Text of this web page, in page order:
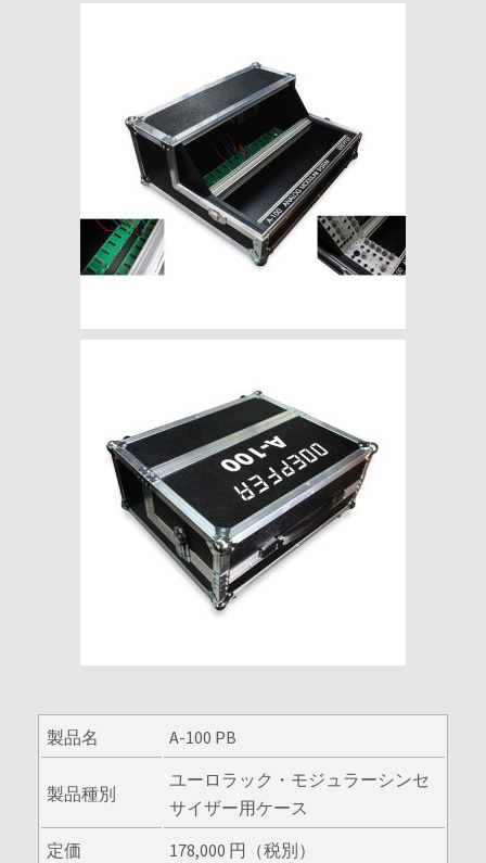
製品名 A-100 PB
製品種別
ユーロラック・モジュラーシンセ
サイザー用ケース
定価
178,000 円（税別）